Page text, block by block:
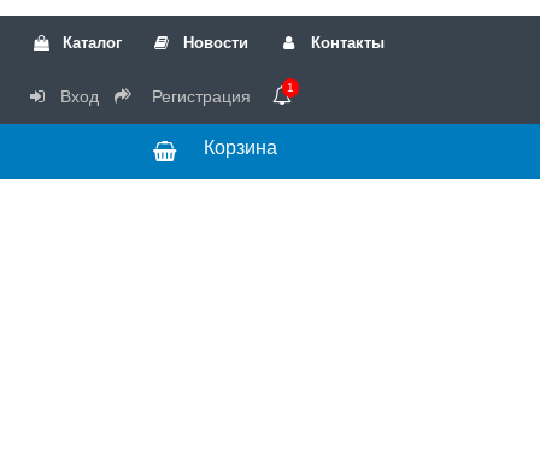
Каталог Новости Контакты
Вход Регистрация 1
Корзина